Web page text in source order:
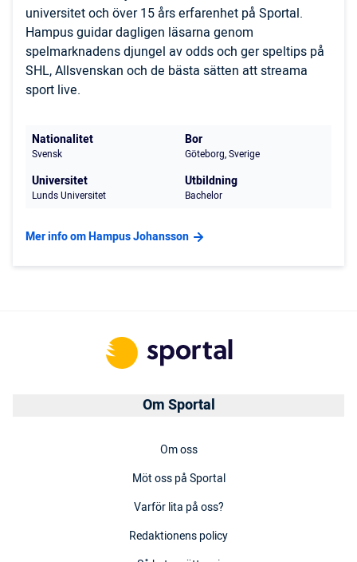
universitet och över 15 års erfarenhet på Sportal.
Hampus guidar dagligen läsarna genom
spelmarknadens djungel av odds och ger speltips på
SHL, Allsvenskan och de bästa sätten att streama
sport live.
Nationalitet
Svensk
Bor
Göteborg, Sverige
Universitet
Lunds Universitet
Utbildning
Bachelor
Mer info om Hampus Johansson
Om Sportal
Om oss
Möt oss på Sportal
Varför lita på oss?
Redaktionens policy